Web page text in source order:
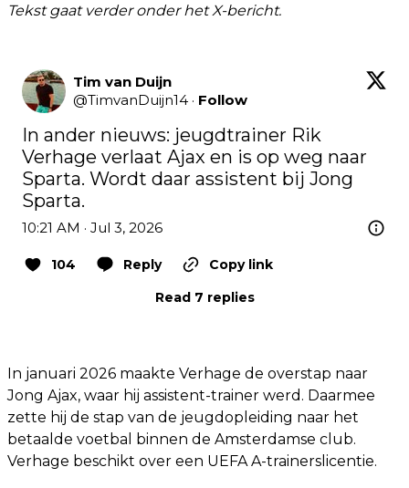
Tekst gaat verder onder het X-bericht.
Tim van Duijn
@TimvanDuijn14 · Follow
In ander nieuws: jeugdtrainer Rik
Verhage verlaat Ajax en is op weg naar
Sparta. Wordt daar assistent bij Jong
Sparta.
10:21 AM · Jul 3, 2026
104 Reply
Copy link
Read 7 replies
In januari 2026 maakte Verhage de overstap naar
Jong Ajax, waar hij assistent-trainer werd. Daarmee
zette hij de stap van de jeugdopleiding naar het
betaalde voetbal binnen de Amsterdamse club.
Verhage beschikt over een UEFA A-trainerslicentie.